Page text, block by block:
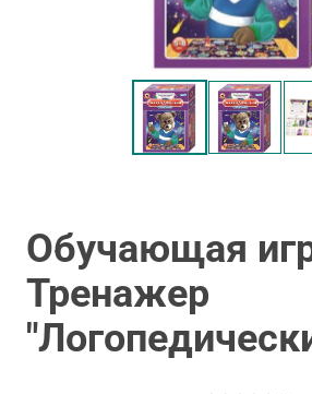
Обучающая
Тренажер